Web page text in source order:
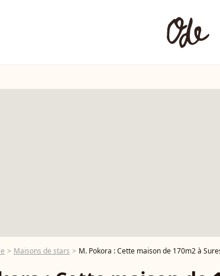
Maisons de stars M. Pokora : Cette maison de 170m2 à